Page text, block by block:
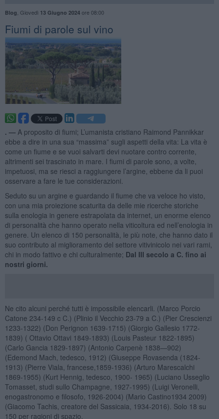
Blog Giovedì 13 Giugno 2024ore 08:00
Fiumi di parole sul vino
. — A proposito di fiumi; L’umanista cristiano Raimond Pannikkar
ebbe a dire in una sua “massima” sugli aspetti della vita: La vita è
come un fiume e se vuoi salvarti devi nuotare contro corrente,
altrimenti sei trascinato in mare. I fiumi di parole sono, a volte,
impetuosi, ma se riesci a raggiungere l’argine, ebbene da li puoi
osservare a fare le tue considerazioni.
Seduto su un argine e guardando il fiume che va veloce ho visto,
con una mia proiezione scaturita da delle mie ricerche storiche
sulla enologia in genere estrapolata da internet, un enorme elenco
di personalità che hanno operato nella viticoltura ed nell’enologia in
genere. Un elenco di 150 personalità, le più note, che hanno dato il
suo contributo al miglioramento del settore vitivinicolo nei vari rami,
chi in modo fattivo e chi culturalmente; Dal III secolo a C. fino ai
nostri giorni.
Ne cito alcuni perché tutti è impossibile elencarli. (Marco Porcio
Catone 234-149 c C.) (Plinio il Vecchio 23-79 a C.) (Pier Crescienzi
1233-1322) (Don Perignon 1639-1715) (Giorgio Gallesio 1772-
1839) ( Ottavio Ottavi 1849-1893) (Louis Pasteur 1822-1895)
(Carlo Gancia 1829-1897) (Antonio Carpenè 1838—902)
(Edemond Mach, tedesco, 1912) (Giuseppe Rovasenda (1824-
1913) (Pierre Viala, francese,1859-1936) (Arturo Marescalchi
1869-1955) (Kurt Hennig, tedesco, 1900- 1965) (Luciano Usseglio
Tomasset, studi sullo Champagne, 1927-1995) (Luigi Veronelli,
enogastronomo e filosofo, 1926-2004) (Mario Castino1934 2009)
(Giacomo Tachis, creatore del Sassicaia, 1934-2016). Solo 18 su
150 per ragioni di spazio.